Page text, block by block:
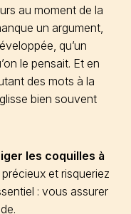
au moment de la
un argument,
qu’un
le pensait. Et en
des mots à la
bien souvent
les coquilles à
et risqueriez
: vous assurer